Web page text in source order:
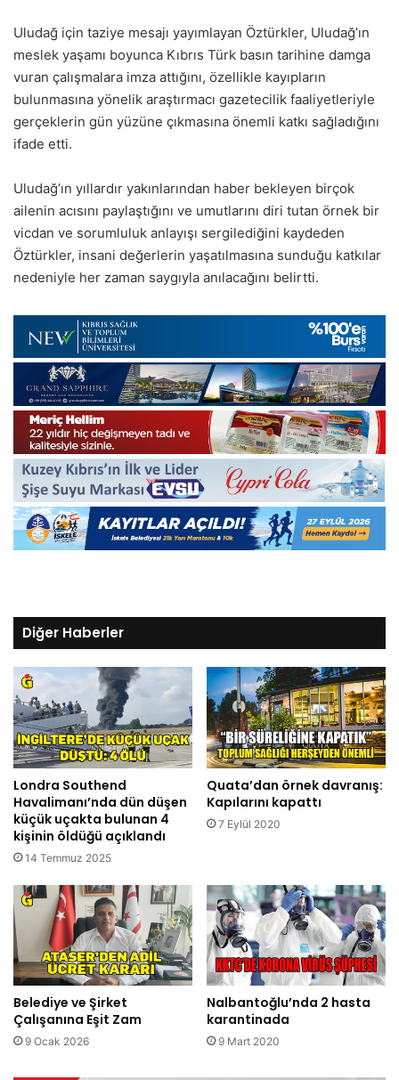
Uludağ için taziye mesajı yayımlayan Öztürkler, Uludağ’ın
meslek yaşamı boyunca Kıbrıs Türk basın tarihine damga
vuran çalışmalara imza attığını, özellikle kayıpların
bulunmasına yönelik araştırmacı gazetecilik faaliyetleriyle
gerçeklerin gün yüzüne çıkmasına önemli katkı sağladığını
ifade etti.
Uludağ’ın yıllardır yakınlarından haber bekleyen birçok
ailenin acısını paylaştığını ve umutlarını diri tutan örnek bir
vicdan ve sorumluluk anlayışı sergilediğini kaydeden
Öztürkler, insani değerlerin yaşatılmasına sunduğu katkılar
nedeniyle her zaman saygıyla anılacağını belirtti.
Diğer Haberler
Londra Southend
Havalimanı’nda dün düşen
küçük uçakta bulunan 4
kişinin öldüğü açıklandı
14 Temmuz 2025
Quata’dan örnek davranış:
Kapılarını kapattı
7 Eylül 2020
Belediye ve Şirket
Çalışanına Eşit Zam
9 Ocak 2026
Nalbantoğlu’nda 2 hasta
karantinada
9 Mart 2020